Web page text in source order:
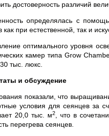
достоверность различий
определялась с
как при естественной, так и
оптимального уровня
камер типа Grow
тыс. люкс.
и обсуждение
показали, что
условия для сеянцев за
20,0 тыс. м2
, что в
перегрева сеянцев.